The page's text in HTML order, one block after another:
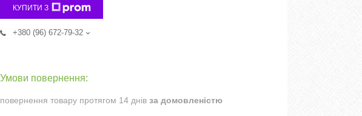
КУПИТИ З
+380 (96) 672-79-32
повернення товару протягом 14 днів за домовленістю